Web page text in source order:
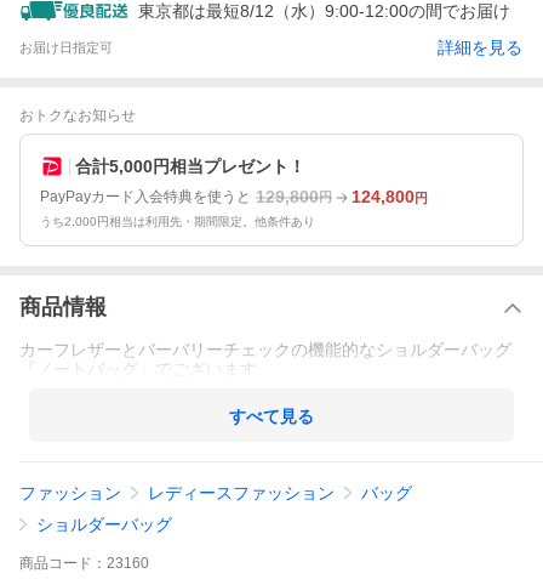
東京都は最短8/12（水）9:00-12:00の間でお届け
お届け日指定可 詳細を見る
おトクなお知らせ
合計5,000円相当プレゼント！
PayPayカード入会特典を使うと 129,800円 124,800円
うち2,000円相当は利用先・期間限定。他条件あり
商品情報
カーフレザーとバーバリーチェックの機能的なショルダーバッグ
『ノートバッグ』でございます。
すべて見る
ファッション レディースファッション
バッグ
ショルダーバッグ
商品 コード： 23160